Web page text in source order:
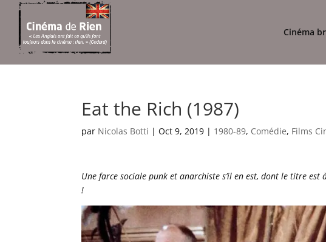
Cinéma
Eat the Rich (1987)
par Nicolas Botti |Oct 9, 2019 | 1980-89, Comédie, Films
Une farce sociale punk et anarchiste s’il en est, dont le titre est
!